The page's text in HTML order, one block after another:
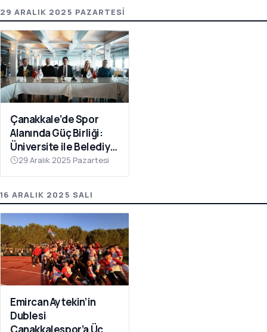
29 ARALIK 2025 PAZARTESI
Çanakkale’de Spor
Alanında Güç Birliği:
Üniversite ile Belediye
Kulüpleri İş Birliği Yaptı
29 Aralık 2025 Pazartesi
16 ARALIK 2025 SALI
Emircan Aytekin’in
Dublesi
Çanakkalespor’a Üç